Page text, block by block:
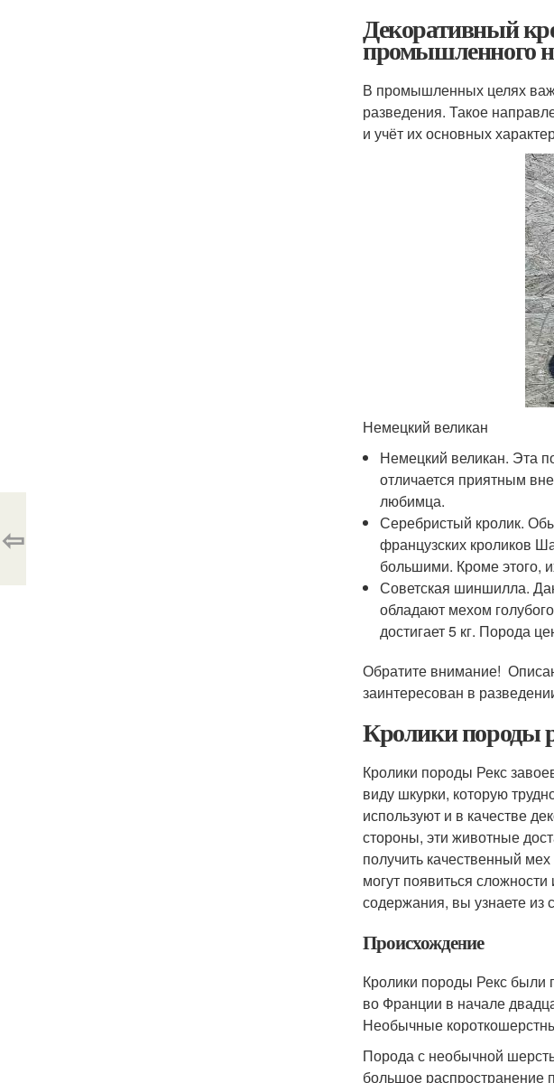
Декоративный
промышленного
В промышленных целях
разведения. Такое
и учёт их основных
Немецкий великан
Немецкий великан. Эта
отличается приятным
любимца.
Серебристый кролик.
французских кроликов
большими. Кроме этого,
Советская шиншилла.
обладают мехом
достигает 5 кг. Порода
Обратите внимание!
заинтересован в
Кролики породы
Кролики породы Рекс
виду шкурки, которую
используют и в качестве
стороны, эти животные
получить качественный
могут появиться
содержания, вы узнаете из
Происхождение
Кролики породы Рекс были
во Франции в начале
Необычные
Порода с необычной
большое распространение
⇦